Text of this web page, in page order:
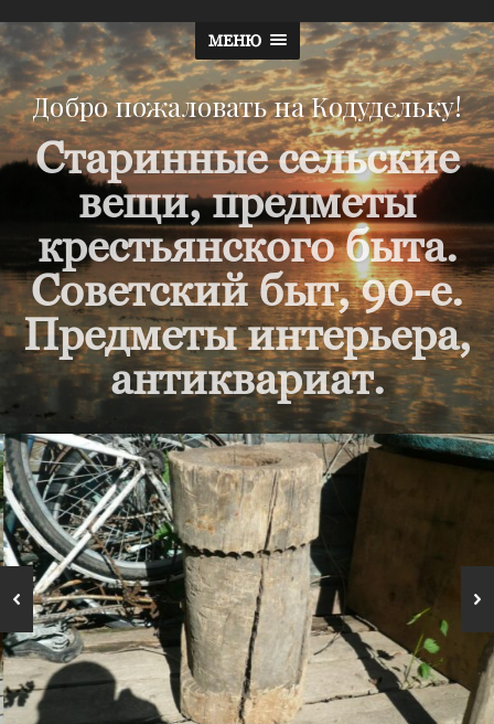
МЕНЮ
Добро пожаловать на Кодудельку!
Старинные сельские
вещи, предметы
крестьянского быта.
Советский быт, 90-е.
Предметы интерьера,
антиквариат.